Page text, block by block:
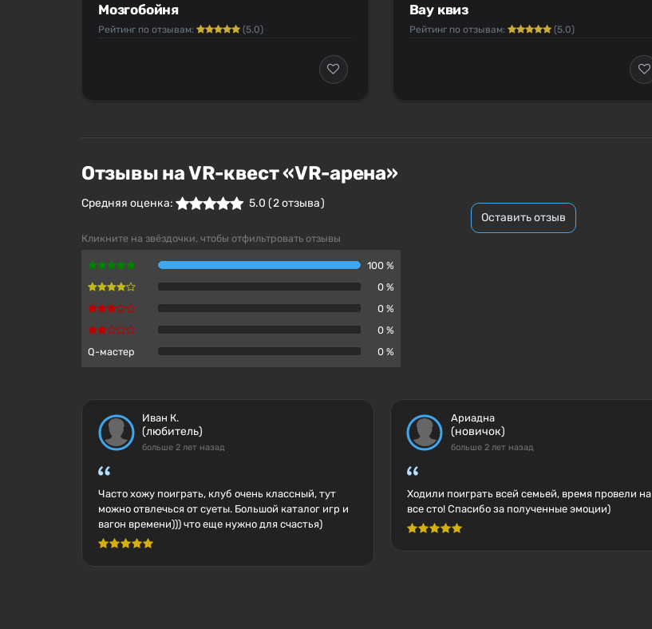
Мозгобойня
Рейтинг по отзывам: (5.0)
Вау квиз
Рейтинг по отзывам: (5.0)
Отзывы на VR-квест «VR-арена»
Средняя оценка: 5.0 (2отзыва )
Кликните на звёздочки, чтобы отфильтровать отзывы
100 %
0 %
0 %
0 %
Q-мастер
0 %
Оставить отзыв
Иван К.
(любитель)
больше 2 лет назад
Часто хожу поиграть, клуб очень классный, тут
можно отвлечься от суеты. Большой каталог игр и
вагон времени))) что еще нужно для счастья)
Ариадна
(новичок)
больше 2 лет назад
Ходили поиграть всей семьей, время провели на
все сто! Спасибо за полученные эмоции)